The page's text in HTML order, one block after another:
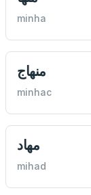
minha
منهاج
minhac
مهاد
mihad